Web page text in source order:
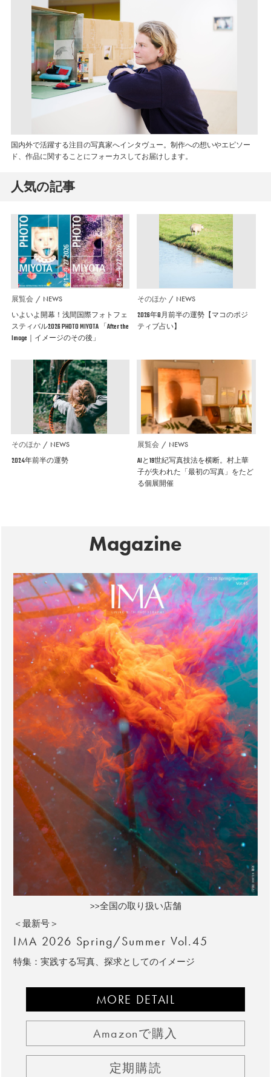
国内外で活躍する注目の写真家へインタヴュー。制作への想いやエピソー
ド、作品に関することにフォーカスしてお届けします。
人気の記事
展覧会 NEWS
いよいよ開幕！浅間国際フォトフェ
スティバル2026 PHOTO MIYOTA 「After the
Image｜イメージのその後」
そのほか NEWS
2026年8月前半の運勢【マコのポジ
ティブ占い】
そのほか NEWS
2024年前半の運勢
展覧会 NEWS
AIと19世紀写真技法を横断。村上華
子が失われた「最初の写真」をたど
る個展開催
Magazine
>>全国の取り扱い店舗
＜最新号＞
IMA 2026 Spring/Summer Vol.45
特集：実践する写真、探求としてのイメージ
MORE DETAIL
Amazonで購入
定期購読